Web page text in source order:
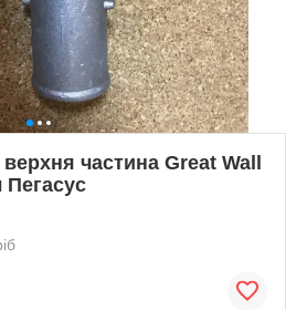
частина Great Wall
Пегасус